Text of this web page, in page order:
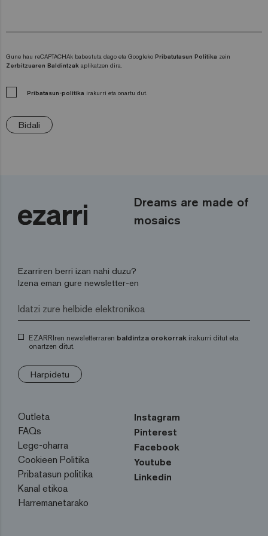
Gune hau reCAPTACHAk babestuta dago eta Googleko Pribatutasun Politika zein
Zerbitzuaren Baldintzak aplikatzen dira.
Pribatasun-politika irakurri eta onartu dut.
Bidali
Dreams are made of
mosaics
Ezarriren berri izan nahi duzu?
Izena eman gure newsletter-en
EZARRIren newsletterraren baldintza orokorrak irakurri ditut eta
onartzen ditut.
Harpidetu
Outleta
FAQs
Lege-oharra
Cookieen Politika
Pribatasun politika
Kanal etikoa
Harremanetarako
Instagram
Pinterest
Facebook
Youtube
Linkedin